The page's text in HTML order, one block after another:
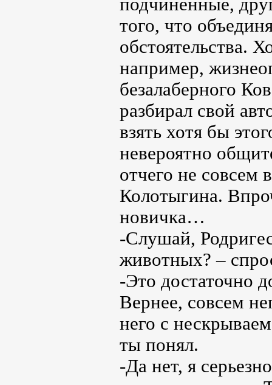
подчиненные,
того, что
обстоятельства.
например,
безалаберного
разбирал свой
взять хотя бы
невероятно
отчего не совсем
Колотыгина.
новичка…
-Слушай,
животных? –
-Это достаточно
Вернее, совсем
него с
ты понял.
-Да нет, я